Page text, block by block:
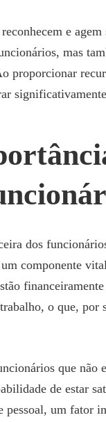
e
mas
proporcionar
dos
componente
o que, por
que não
de estar
pessoal, um fator